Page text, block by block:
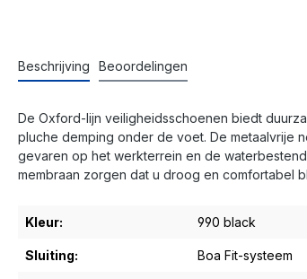
Beschrijving Beoordelingen
De Oxford-lijn veiligheidsschoenen biedt
pluche demping onder de voet. De metaalvrije
gevaren op het werkterrein en de
membraan zorgen dat u droog en comfortabel
Kleur: 990 black
Sluiting: Boa Fit-systeem